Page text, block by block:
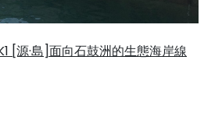
[源·島]面向石鼓洲的生態海岸線